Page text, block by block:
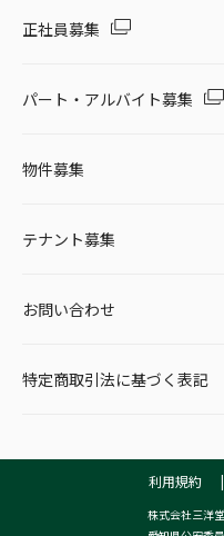
正社員募集
パート・アルバイト募集
物件募集
テナント募集
お問い合わせ
特定商取引法に基づく表記
利用規約
株式会社三洋